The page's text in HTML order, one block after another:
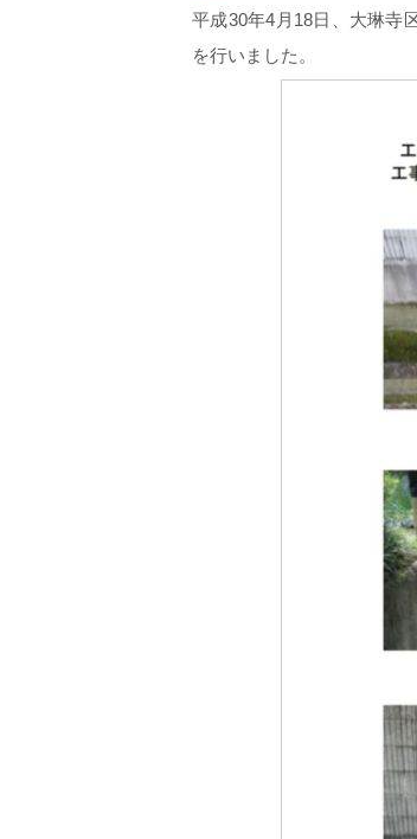
平成30年4月18日、大琳寺
を行いました。